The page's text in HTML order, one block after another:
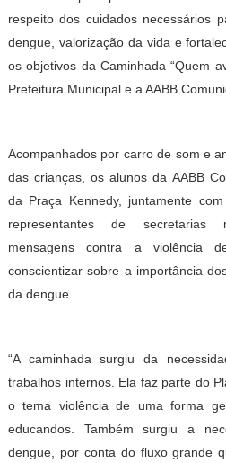
respeito dos cuidados necessários
dengue, valorização da vida e
os objetivos da Caminhada “Quem
Prefeitura Municipal e a AABB
Acompanhados por carro de som e
das crianças, os alunos da AABB
da Praça Kennedy, juntamente
representantes de secretarias
mensagens contra a violência
conscientizar sobre a importância
da dengue.
“A caminhada surgiu da
trabalhos internos. Ela faz parte do
o tema violência de uma forma
educandos. Também surgiu a
dengue, por conta do fluxo grande